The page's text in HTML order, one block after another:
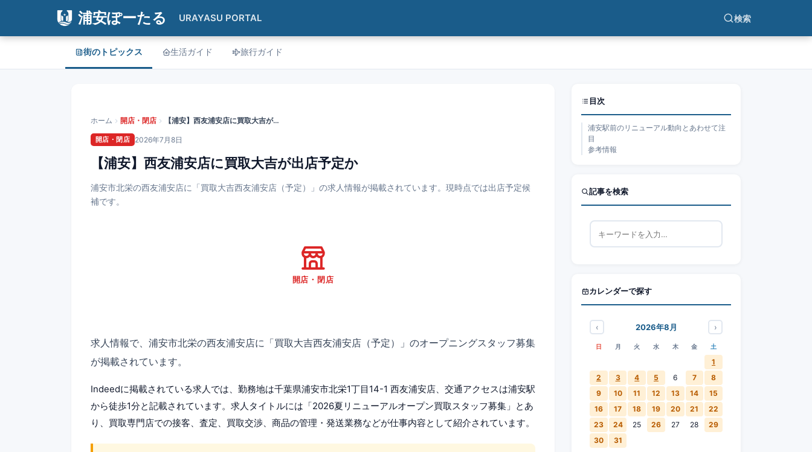
浦安ぽーたる URAYASU PORTAL 検索
街のトピックス 生活ガイド 旅行ガイド
ホーム 開店・閉店 【浦安】西友浦安店に買取大吉が出店予定か
開店・閉店 2026年7月8日
【浦安】西友浦安店に買取大吉が出店予定か
浦安市北栄の西友浦安店に「買取大吉西友浦安店（予定）」の求人情報が掲載されています。現時点では出店予定候
補です。
開店・閉店
求人情報で、浦安市北栄の西友浦安店に「買取大吉西友浦安店（予定）」のオープニングスタッフ募集
が掲載されています。
Indeedに掲載されている求人では、勤務地は千葉県浦安市北栄1丁目14-1 西友浦安店、交通アクセスは浦安駅
から徒歩1分と記載されています。求人タイトルには「2026夏リニューアルオープン買取スタッフ募集」とあ
り、買取専門店での接客、査定、買取交渉、商品の管理・発送業務などが仕事内容として紹介されています。
目次
浦安駅前のリニューアル動向とあわせて注
目
参考情報
記事を検索
カレンダーで探す
‹ 2026年8月 ›
日 月 火 水 木 金 土
1
2
3 4 5 6 7
8
9
10 11 12 13 14
15
16
17 18 19 20 21
22
23
24 25 26 27 28
29
30
31